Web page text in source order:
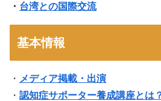
・ 台湾との国際交流
基本情報
・ メディア掲載・出演
・ 認知症サポーター養成講座とは